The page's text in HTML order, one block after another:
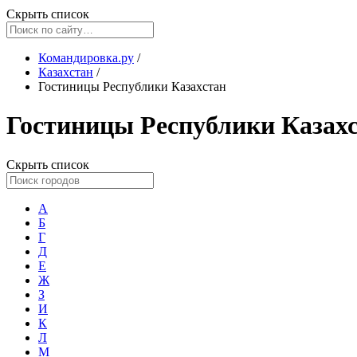
Скрыть список
Командировка.ру /
Казахстан /
Гостиницы Республики Казахстан
Гостиницы Республики
Скрыть список
А
Б
Г
Д
Е
Ж
З
И
К
Л
М